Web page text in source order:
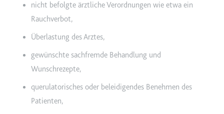
nicht befolgte ärztliche Verordnungen wie etwa ein
Rauchverbot,
Überlastung des Arztes,
gewünschte sachfremde Behandlung und
Wunschrezepte,
querulatorisches oder beleidigendes Benehmen des
Patienten,